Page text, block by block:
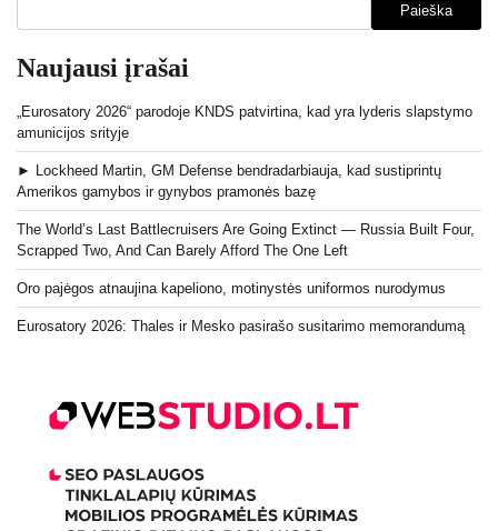
Paieška
Naujausi įrašai
„Eurosatory 2026“ parodoje KNDS patvirtina, kad yra lyderis slapstymo
amunicijos srityje
► Lockheed Martin, GM Defense bendradarbiauja, kad sustiprintų
Amerikos gamybos ir gynybos pramonės bazę
The World’s Last Battlecruisers Are Going Extinct — Russia Built Four,
Scrapped Two, And Can Barely Afford The One Left
Oro pajėgos atnaujina kapeliono, motinystės uniformos nurodymus
Eurosatory 2026: Thales ir Mesko pasirašo susitarimo memorandumą